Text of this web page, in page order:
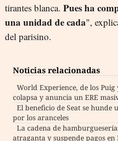
tirantes blanca. Pues ha
una unidad de cada",
del parisino.
Noticias relacionadas
World Experience, de los
colapsa y anuncia un ERE
El beneficio de Seat se hunde
por los aranceles
La cadena de
atraganta y suspende pagos en